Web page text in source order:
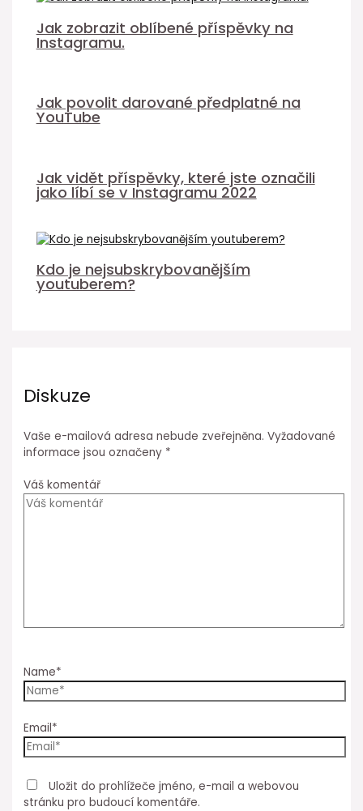
Jak zobrazit oblíbené příspěvky na
Instagramu.
Jak povolit darované předplatné na
YouTube
Jak vidět příspěvky, které jste označili
jako líbí se v Instagramu 2022
Kdo je nejsubskrybovanějším
youtuberem?
Diskuze
Vaše e-mailová adresa nebude zveřejněna. Vyžadované
informace jsou označeny *
Váš komentář
Name*
Email*
Uložit do prohlížeče jméno, e-mail a webovou
stránku pro budoucí komentáře.